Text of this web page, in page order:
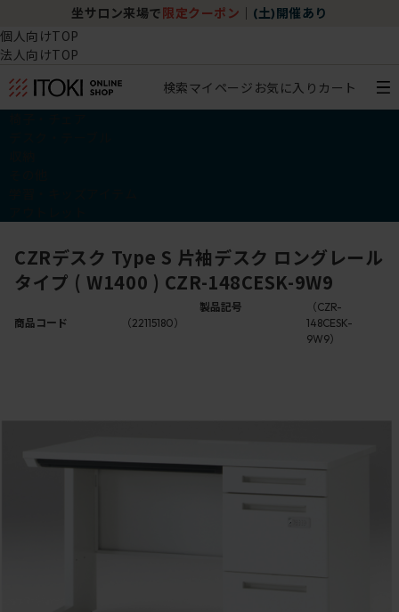
坐サロン来場で 限定クーポン (土)開催あり
個人向けTOP
法人向けTOP
検索マイページ お気に入り カート
CZRデスク Type S 片袖デスク ロングレール
タイプ ( W1400 ) CZR-148CESK-9W9
商品コード （22115180）
製品記号
（CZR-
148CESK-
9W9）